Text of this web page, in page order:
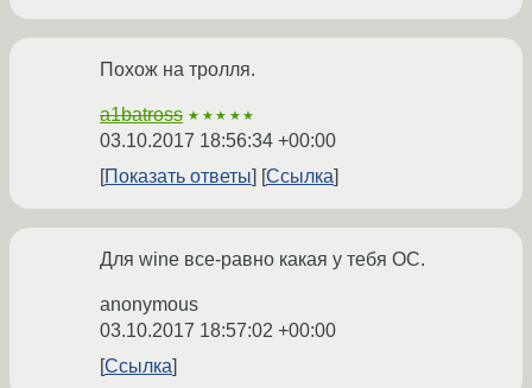
Похож на тролля.
a1batross ★★★★★
03.10.2017 18:56:34 +00:00
Показать ответы
Ссылка
Для wine все-равно какая у тебя ОС.
anonymous
03.10.2017 18:57:02 +00:00
Ссылка